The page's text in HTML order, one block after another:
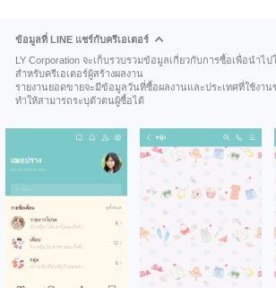
ข้อมูลที่ LINE แชร์กับครีเอเตอร์
LY Corporation จะเก็บรวบรวมข้อมูลเกี่ยวกับการซื้อเพื่อนำไ
สำหรับครีเอเตอร์ผู้สร้างผลงาน
รายงานยอดขายจะมีข้อมูลวันที่ซื้อผลงานและประเทศที่ใช้งา
ทำให้สามารถระบุตัวตนผู้ซื้อได้